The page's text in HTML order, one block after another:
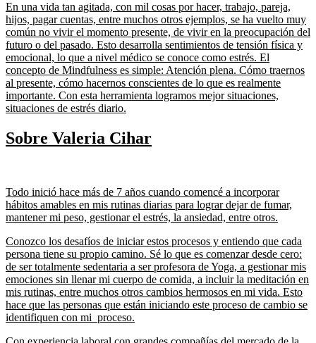
En una vida tan agitada, con mil cosas por hacer, trabajo, pareja,
hijos, pagar cuentas, entre muchos otros ejemplos, se ha vuelto muy
común no vivir el momento presente, de vivir en la preocupación del
futuro o del pasado. Esto desarrolla sentimientos de tensión física y
emocional, lo que a nivel médico se conoce como estrés. El
concepto de Mindfulness es simple: Atención plena. Cómo traernos
al presente, cómo hacernos conscientes de lo que es realmente
importante. Con esta herramienta logramos mejor situaciones,
situaciones de estrés diario.
Sobre Valeria Cihar
Todo inició hace más de 7 años cuando comencé a incorporar
hábitos amables en mis rutinas diarias para lograr dejar de fumar,
mantener mi peso, gestionar el estrés, la ansiedad, entre otros.
Conozco los desafíos de iniciar estos procesos y entiendo que cada
persona tiene su propio camino. Sé lo que es comenzar desde cero:
de ser totalmente sedentaria a ser profesora de Yoga, a gestionar mis
emociones sin llenar mi cuerpo de comida, a incluir la meditación en
mis rutinas, entre muchos otros cambios hermosos en mi vida. Esto
hace que las personas que están iniciando este proceso de cambio se
identifiquen con mi proceso.